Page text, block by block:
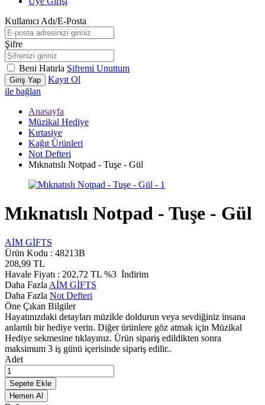
Kullanıcı Adı/E-Posta
Şifre
Beni Hatırla Şifremi Unuttum
Giriş Yap
Kayıt Ol
ile bağlan
Anasayfa
Müzikal Hediye
Kırtasiye
Kağıt Ürünleri
Not Defteri
Mıknatıslı Notpad - Tuşe - Gül
Mıknatıslı Notpad - Tuşe - Gül
AİM GİFTS
Ürün Kodu : 48213B
208,99 TL
Havale Fiyatı : 202,72 TL %3 İndirim
Daha Fazla AİM GİFTS
Daha Fazla Not Defteri
Öne Çıkan Bilgiler
Hayatınızdaki detayları müzikle doldurun veya sevdiğiniz insana
anlamlı bir hediye verin. Diğer ürünlere göz atmak için Müzikal
Hediye sekmesine tıklayınız. Ürün sipariş edildikten sonra
maksimum 3 iş günü içerisinde sipariş edilir..
Adet
Sepete Ekle
Hemen Al